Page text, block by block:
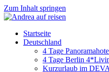
Zum Inhalt springen
Startseite
Deutschland
4 Tage
4 Tage Berlin
Kurzurlaub im